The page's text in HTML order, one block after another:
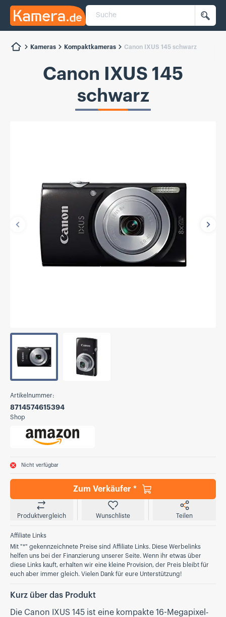
Kamera.de
Suche
Kameras Kompaktkameras Canon IXUS 145 schwarz
Canon IXUS 145
schwarz
Vorherige
Artikelnummer:
8714574615394
Shop
Nicht verfügbar
Zum Verkäufer *
Produktvergleich Wunschliste Teilen
Affiliate Links
Mit "*" gekennzeichnete Preise sind Affiliate Links. Diese Werbelinks
helfen uns bei der Finanzierung unserer Seite. Wenn ihr etwas über
diese Links kauft, erhalten wir eine kleine Provision, der Preis bleibt für
euch aber immer gleich. Vielen Dank für eure Unterstützung!
Kurz über das Produkt
Die Canon IXUS 145 ist eine kompakte 16-Megapixel-